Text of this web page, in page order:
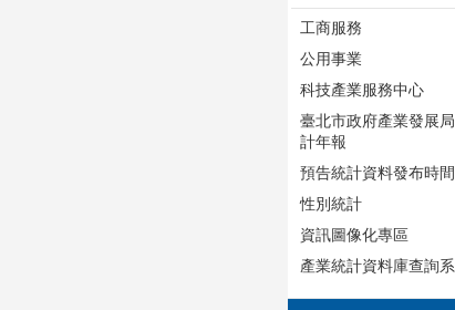
工商服務
公用事業
科技產業服務中心
臺北市政府產業發展
計年報
預告統計資料發布時
性別統計
資訊圖像化專區
產業統計資料庫查詢